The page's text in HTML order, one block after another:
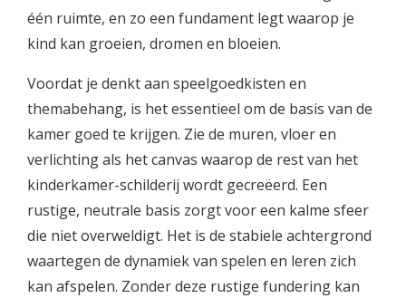
één ruimte, en zo een fundament legt waarop je
kind kan groeien, dromen en bloeien.
Voordat je denkt aan speelgoedkisten en
themabehang, is het essentieel om de basis van de
kamer goed te krijgen. Zie de muren, vloer en
verlichting als het canvas waarop de rest van het
kinderkamer-schilderij wordt gecreëerd. Een
rustige, neutrale basis zorgt voor een kalme sfeer
die niet overweldigt. Het is de stabiele achtergrond
waartegen de dynamiek van spelen en leren zich
kan afspelen. Zonder deze rustige fundering kan